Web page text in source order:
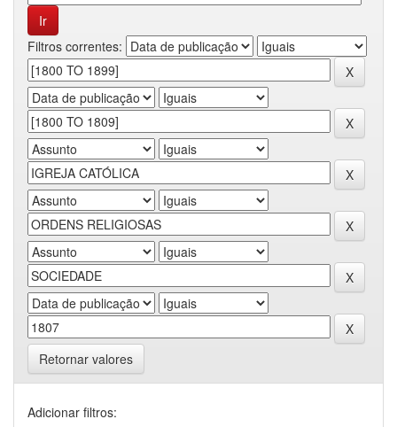
Filtros correntes:
Retornar valores
Adicionar filtros: